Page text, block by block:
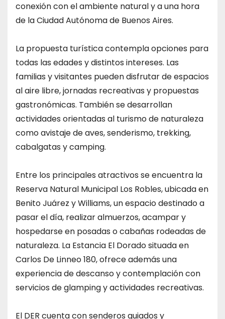
conexión con el ambiente natural y a una hora
de la Ciudad Autónoma de Buenos Aires.
La propuesta turística contempla opciones para
todas las edades y distintos intereses. Las
familias y visitantes pueden disfrutar de espacios
al aire libre, jornadas recreativas y propuestas
gastronómicas. También se desarrollan
actividades orientadas al turismo de naturaleza
como avistaje de aves, senderismo, trekking,
cabalgatas y camping.
Entre los principales atractivos se encuentra la
Reserva Natural Municipal Los Robles, ubicada en
Benito Juárez y Williams, un espacio destinado a
pasar el día, realizar almuerzos, acampar y
hospedarse en posadas o cabañas rodeadas de
naturaleza. La Estancia El Dorado situada en
Carlos De Linneo 180, ofrece además una
experiencia de descanso y contemplación con
servicios de glamping y actividades recreativas.
El DER cuenta con senderos guiados y